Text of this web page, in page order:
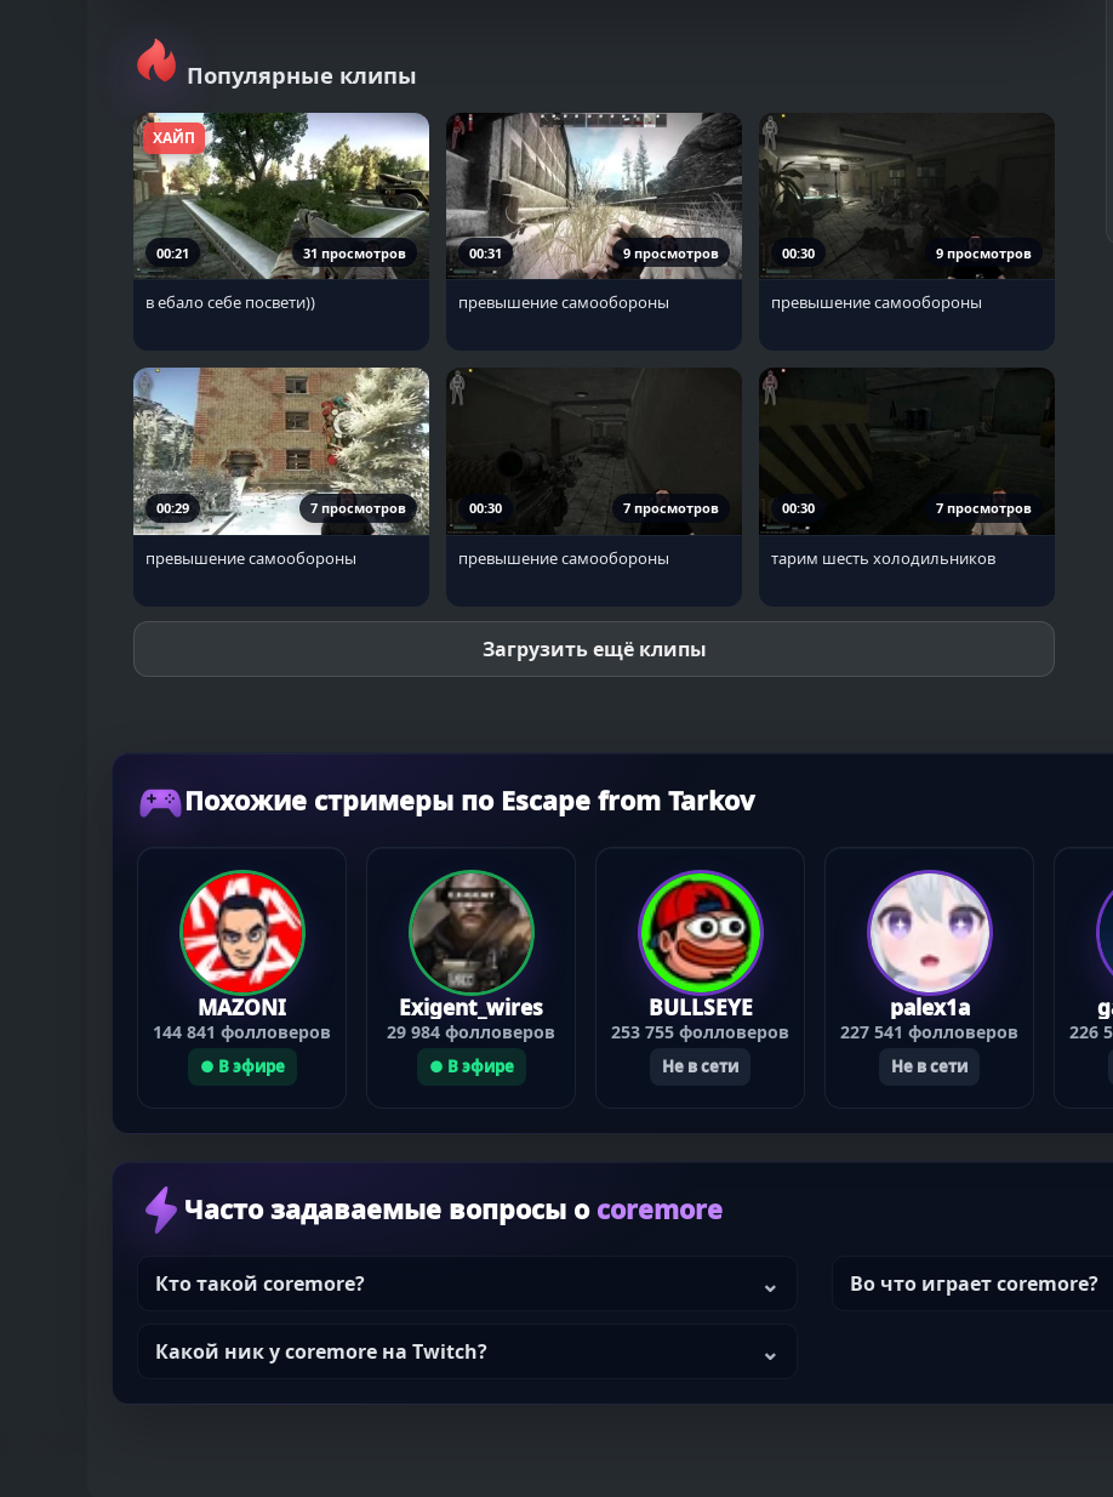
Популярные клипы
ХАЙП
00:21 31 просмотров
в ебало себе посвети))
00:31 9 просмотров
превышение самообороны
00:30 9 просмотров
превышение самообороны
00:29 7 просмотров
превышение самообороны
00:30 7 просмотров
превышение самообороны
00:30 7 просмотров
тарим шесть холодильников
Загрузить ещё клипы
Похожие стримеры по Escape from Tarkov
MAZONI
144 841 фолловеров
● В эфире
Exigent_wires
29 984 фолловеров
● В эфире
BULLSEYE
253 755 фолловеров
Не в сети
palex1a
227 541 фолловеров
Не в сети
226
Часто задаваемые вопросы о coremore
Кто такой coremore? Во что играет coremore?
Какой ник у coremore на Twitch?